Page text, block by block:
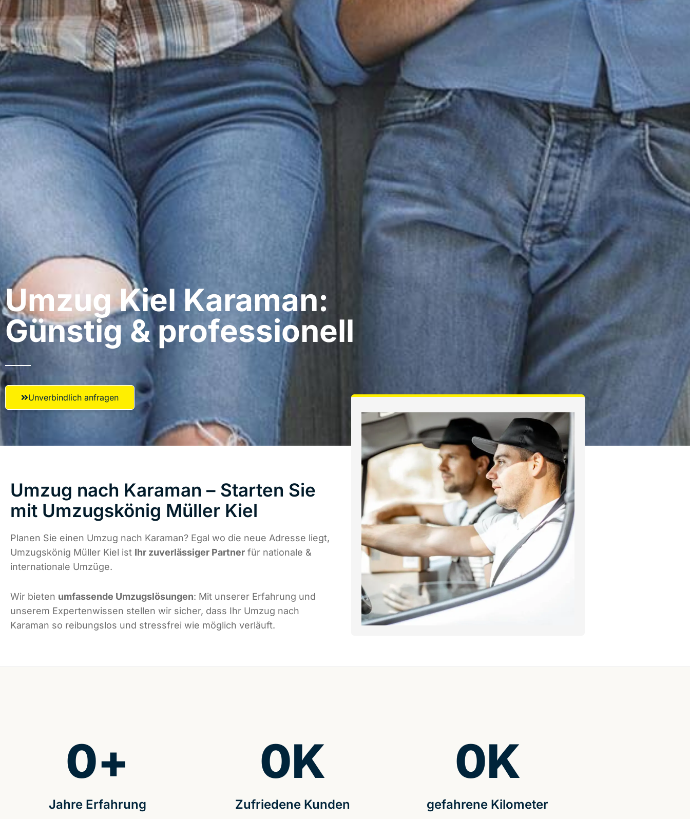
Umzug Kiel​ Karaman:
Günstig & professionell​
Unverbindlich anfragen
Umzug nach Karaman – Starten Sie
mit Umzugskönig Müller Kiel
Planen Sie einen Umzug nach Karaman? Egal wo die neue Adresse liegt,
Umzugskönig Müller Kiel ist Ihr zuverlässiger Partner für nationale &
internationale Umzüge.
Wir bieten umfassende Umzugslösungen: Mit unserer Erfahrung und
unserem Expertenwissen stellen wir sicher, dass Ihr Umzug nach
Karaman so reibungslos und stressfrei wie möglich verläuft.
Jahre Erfahrung
0+
Zufriedene Kunden
0K
gefahrene Kilometer
0K